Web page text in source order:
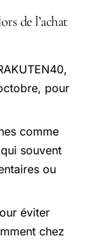
de l’achat
pour
comme
souvent
ou
éviter
chez